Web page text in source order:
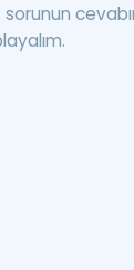
sorunun